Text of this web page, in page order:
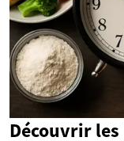
Découvrir